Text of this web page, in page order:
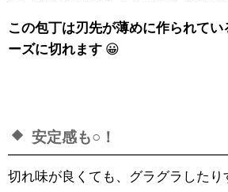
この包丁は刃先が薄めに作られて
ーズに切れます 😀
安定感も○！
切れ味が良くても、グラグラしたり